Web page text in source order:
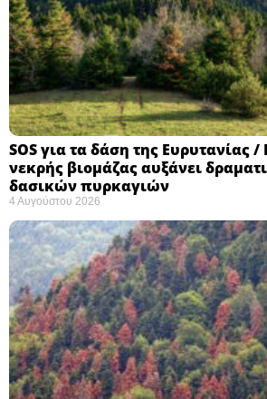
SOS για τα δάση της
νεκρής βιομάζας αυξάνει
δασικών πυρκαγιών
4 Αυγούστου 2026